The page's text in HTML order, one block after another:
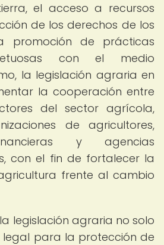
el acceso a recursos
de los derechos de los
promoción de prácticas
con el medio
la legislación agraria en
la cooperación entre
del sector agrícola,
de agricultores,
y agencias
con el fin de fortalecer la
frente al cambio
legislación agraria no solo
para la protección de